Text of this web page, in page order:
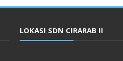
LOKASI SDN CIRARAB II